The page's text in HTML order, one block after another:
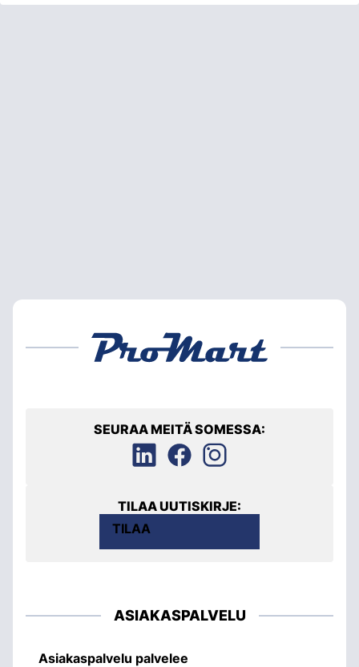
SEURAA MEITÄ SOMESSA:
TILAA UUTISKIRJE:
TILAA
ASIAKASPALVELU
Asiakaspalvelu palvelee